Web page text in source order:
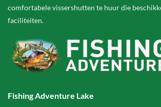
comfortabele vissershutten te huur die
faciliteiten.
Fishing Adventure Lake